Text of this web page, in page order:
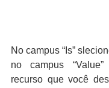
No campus “Is”
no campus
recurso que você